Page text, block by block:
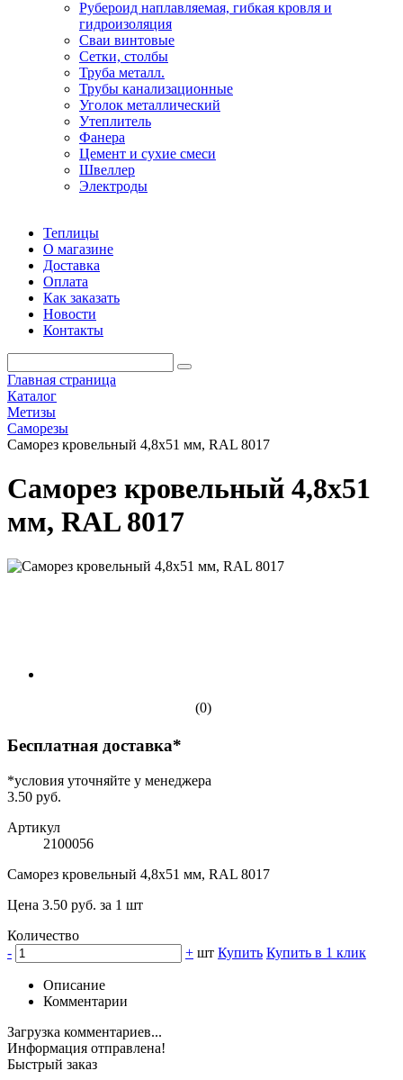
Рубероид наплавляемая, гибкая кровля и
гидроизоляция
Сваи винтовые
Сетки, столбы
Труба металл.
Трубы канализационные
Уголок металлический
Утеплитель
Фанера
Цемент и сухие смеси
Швеллер
Электроды
Теплицы
О магазине
Доставка
Оплата
Как заказать
Новости
Контакты
Главная страница
Каталог
Метизы
Саморезы
Саморез кровельный 4,8х51 мм, RAL 8017
Саморез кровельный 4,8х51
мм, RAL 8017
(0)
Бесплатная доставка*
*условия уточняйте у менеджера
3.50 руб.
Артикул
2100056
Саморез кровельный 4,8х51 мм, RAL 8017
Цена 3.50 руб. за 1 шт
Количество
-
+ шт Купить Купить в 1 клик
Описание
Комментарии
Загрузка комментариев...
Информация отправлена!
Быстрый заказ